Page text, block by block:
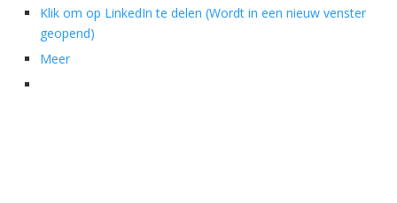
Klik om op LinkedIn te delen (Wordt in een nieuw venster
geopend)
Meer